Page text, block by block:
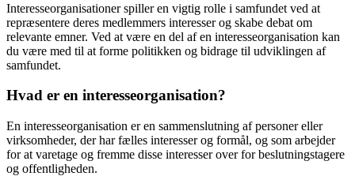
Interesseorganisationer spiller en vigtig rolle i samfundet ved at
repræsentere deres medlemmers interesser og skabe debat om
relevante emner. Ved at være en del af en interesseorganisation kan
du være med til at forme politikken og bidrage til udviklingen af
samfundet.
Hvad er en interesseorganisation?
En interesseorganisation er en sammenslutning af personer eller
virksomheder, der har fælles interesser og formål, og som arbejder
for at varetage og fremme disse interesser over for beslutningstagere
og offentligheden.